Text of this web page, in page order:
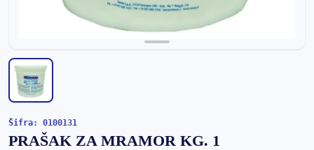
Šifra: 0100131
PRAŠAK ZA MRAMOR KG. 1